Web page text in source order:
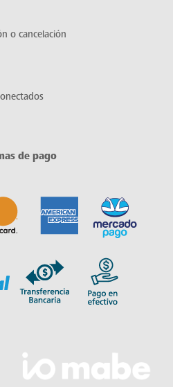
o cancelación
de pago